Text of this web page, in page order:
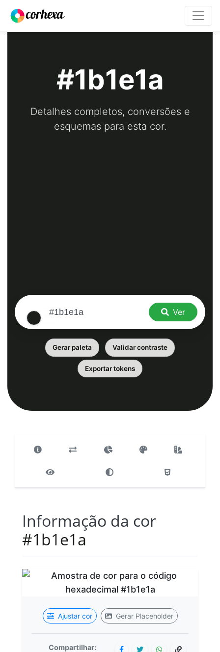
#1b1e1a
Detalhes completos, conversões e
esquemas para esta cor.
Ver
Gerar paleta Validar contraste
Exportar tokens
Informação da cor
#1b1e1a
Ajustar cor Gerar Placeholder
Compartilhar: